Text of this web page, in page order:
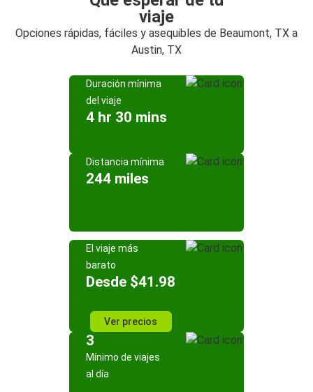
viaje
Opciones rápidas, fáciles y asequibles de Beaumont, TX a
Austin, TX
Duración mínima
del viaje
4 hr 30 mins
Distancia mínima
244 miles
El viaje más
barato
Desde $41.98
Ver precios
3
Mínimo de viajes
al día